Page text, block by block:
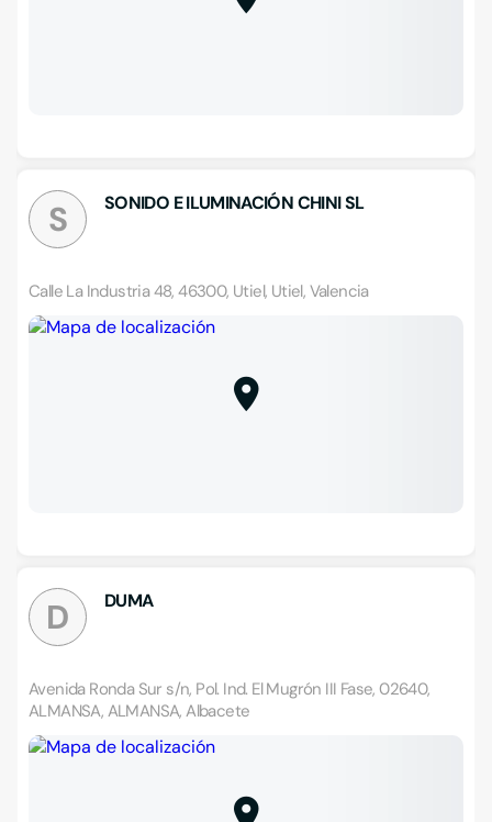
S SONIDO E ILUMINACIÓN CHINI SL
Calle La Industria 48, 46300, Utiel, Utiel, Valencia
D DUMA
Avenida Ronda Sur s/n, Pol. Ind. El Mugrón III Fase, 02640,
ALMANSA, ALMANSA, Albacete